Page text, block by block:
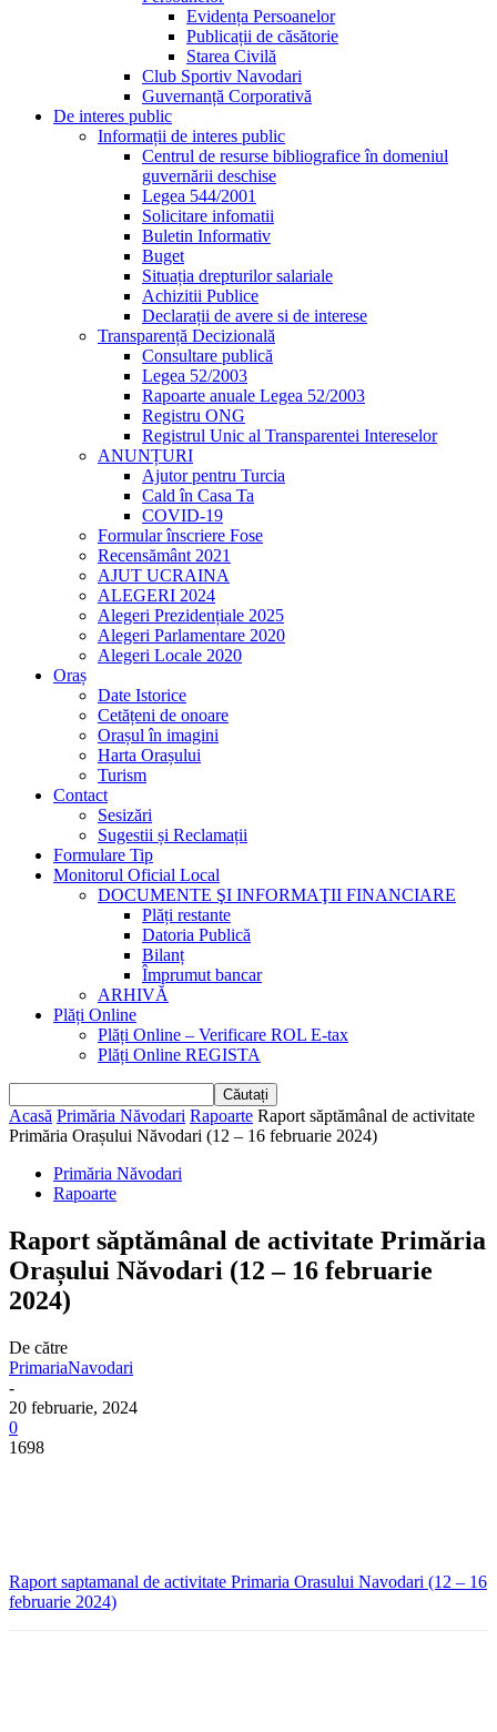
Evidența Persoanelor
Publicații de căsătorie
Starea Civilă
Club Sportiv Navodari
Guvernanță Corporativă
De interes public
Informații de interes public
Centrul de resurse bibliografice în domeniul
guvernării deschise
Legea 544/2001
Solicitare infomatii
Buletin Informativ
Buget
Situația drepturilor salariale
Achizitii Publice
Declarații de avere si de interese
Transparență Decizională
Consultare publică
Legea 52/2003
Rapoarte anuale Legea 52/2003
Registru ONG
Registrul Unic al Transparentei Intereselor
ANUNȚURI
Ajutor pentru Turcia
Cald în Casa Ta
COVID-19
Formular înscriere Fose
Recensământ 2021
AJUT UCRAINA
ALEGERI 2024
Alegeri Prezidențiale 2025
Alegeri Parlamentare 2020
Alegeri Locale 2020
Oraș
Date Istorice
Cetățeni de onoare
Orașul în imagini
Harta Orașului
Turism
Contact
Sesizări
Sugestii și Reclamații
Formulare Tip
Monitorul Oficial Local
DOCUMENTE ŞI INFORMAŢII FINANCIARE
Plăți restante
Datoria Publică
Bilanț
Împrumut bancar
ARHIVĂ
Plăți Online
Plăți Online – Verificare ROL E-tax
Plăți Online REGISTA
Acasă Primăria Năvodari Rapoarte Raport săptămânal de activitate
Primăria Orașului Năvodari (12 – 16 februarie 2024)
Primăria Năvodari
Rapoarte
Raport săptămânal de activitate Primăria
Orașului Năvodari (12 – 16 februarie
2024)
De către
PrimariaNavodari
-
20 februarie, 2024
0
1698
Raport saptamanal de activitate Primaria Orasului Navodari (12 – 16
februarie 2024)